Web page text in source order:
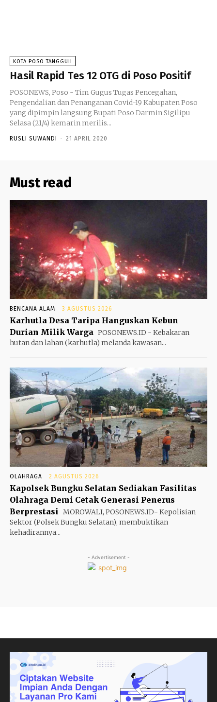
KOTA POSO TANGGUH
Hasil Rapid Tes 12 OTG di Poso Positif
POSONEWS, Poso - Tim Gugus Tugas Pencegahan,
Pengendalian dan Penanganan Covid-19 Kabupaten Poso
yang dipimpin langsung Bupati Poso Darmin Sigilipu
Selasa (21/4) kemarin merilis...
RUSLI SUWANDI - 21 APRIL 2020
Must read
BENCANA ALAM 3 AGUSTUS 2026
Karhutla Desa Taripa Hanguskan Kebun
Durian Milik Warga POSONEWS.ID - Kebakaran
hutan dan lahan (karhutla) melanda kawasan...
OLAHRAGA 2 AGUSTUS 2026
Kapolsek Bungku Selatan Sediakan Fasilitas
Olahraga Demi Cetak Generasi Penerus
Berprestasi
MOROWALI, POSONEWS.ID- Kepolisian
Sektor (Polsek Bungku Selatan), membuktikan
kehadirannya...
- Advertisement -